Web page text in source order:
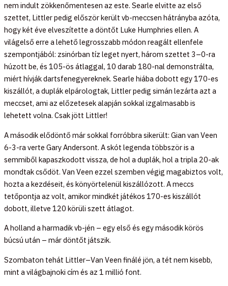
nem indult zökkenőmentesen az este. Searle elvitte az első
szettet, Littler pedig először került vb-meccsen hátrányba azóta,
hogy két éve elveszítette a döntőt Luke Humphries ellen. A
világelső erre a lehető legrosszabb módon reagált ellenfele
szempontjából: zsinórban tíz leget nyert, három szettet 3–0-ra
húzott be, és 105-ös átlaggal, 10 darab 180-nal demonstrálta,
miért hívják dartsfenegyereknek. Searle hiába dobott egy 170-es
kiszállót, a duplák elpárologtak, Littler pedig simán lezárta azt a
meccset, ami az előzetesek alapján sokkal izgalmasabb is
lehetett volna. Csak jött Littler!
A második elődöntő már sokkal forróbbra sikerült: Gian van Veen
6-3-ra verte Gary Andersont. A skót legenda többször is a
semmiből kapaszkodott vissza, de hol a duplák, hol a tripla 20-ak
mondtak csődöt. Van Veen ezzel szemben végig magabiztos volt,
hozta a kezdéseit, és könyörtelenül kiszállózott. A meccs
tetőpontja az volt, amikor mindkét játékos 170-es kiszállót
dobott, illetve 120 körüli szett átlagot.
A holland a harmadik vb-jén – egy első és egy második körös
búcsú után – már döntőt játszik.
Szombaton tehát Littler–Van Veen finálé jön, a tét nem kisebb,
mint a világbajnoki cím és az 1 millió font.